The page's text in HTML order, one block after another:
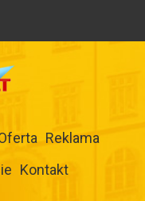
Reklama
Kontakt